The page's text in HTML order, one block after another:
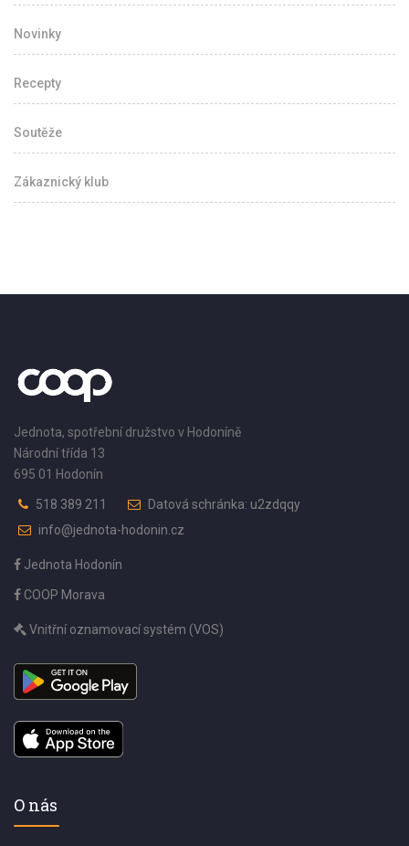
Novinky
Recepty
Soutěže
Zákaznický klub
Jednota, spotřební družstvo v Hodoníně
Národní třída 13
695 01 Hodonín
518 389 211
Datová schránka: u2zdqqy
info@jednota-hodonin.cz
Jednota Hodonín
COOP Morava
Vnitřní oznamovací systém (VOS)
O nás